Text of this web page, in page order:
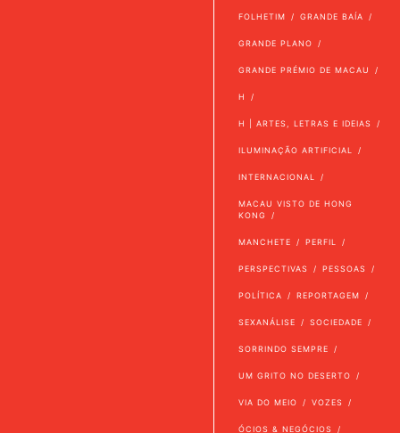
FOLHETIM GRANDE BAÍA
GRANDE PLANO
GRANDE PRÉMIO DE MACAU
H
H | ARTES, LETRAS E IDEIAS
ILUMINAÇÃO ARTIFICIAL
INTERNACIONAL
MACAU VISTO DE HONG
KONG
MANCHETE PERFIL
PERSPECTIVAS PESSOAS
POLÍTICA REPORTAGEM
SEXANÁLISE SOCIEDADE
SORRINDO SEMPRE
UM GRITO NO DESERTO
VIA DO MEIO VOZES
ÓCIOS & NEGÓCIOS